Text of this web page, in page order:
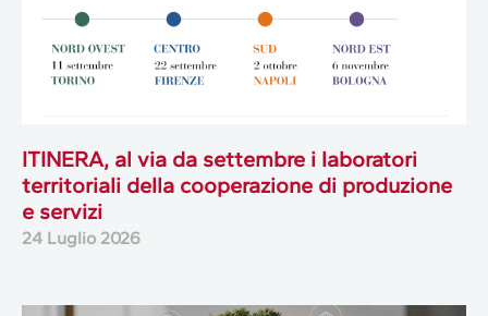
ITINERA, al via da settembre i laboratori
territoriali della cooperazione di produzione
e servizi
24 Luglio 2026